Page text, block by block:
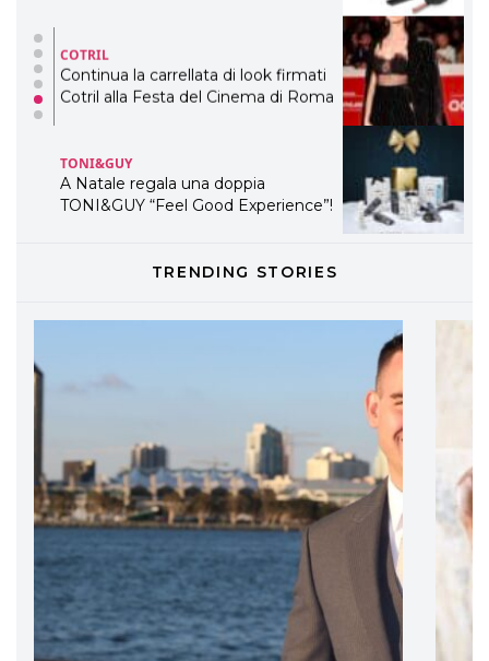
TONI&GUY
A Natale regala una doppia
TONI&GUY “Feel Good Experience”!
LABEL.M lancia la sua innovativa ed
eco-sostenibile linea di prodotti
professionali
Davines presenta cofanetti beauty
ogni capello
TRENDING STORIES